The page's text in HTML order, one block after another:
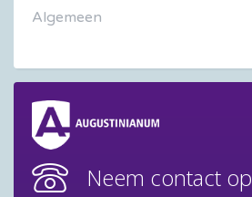
Algemeen
Neem contact op